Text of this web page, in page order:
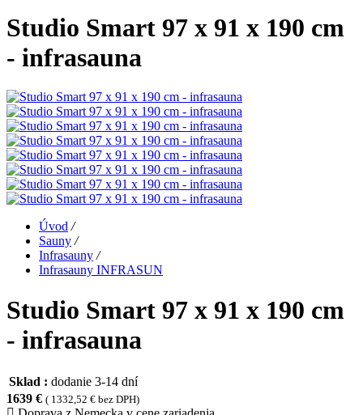
Studio Smart 97 x 91 x 190 cm
- infrasauna
Úvod /
Sauny /
Infrasauny /
Infrasauny INFRASUN
Studio Smart 97 x 91 x 190 cm
- infrasauna
Sklad : dodanie 3-14 dní
1639 € ( 1332,52 € bez DPH)